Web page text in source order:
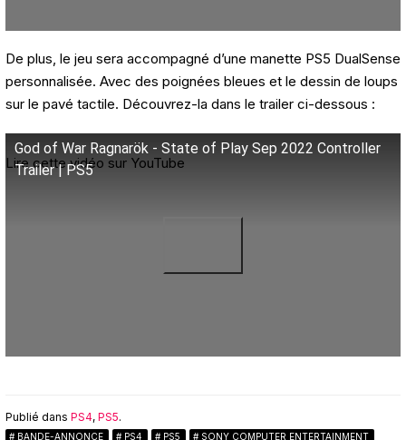
De plus, le jeu sera accompagné d’une manette PS5 DualSense
personnalisée. Avec des poignées bleues et le dessin de loups
sur le pavé tactile. Découvrez-la dans le trailer ci-dessous :
God of War Ragnarök - State of Play Sep 2022 Controller
Trailer | PS5
Lire cette vidéo sur YouTube
Publié dans PS4, PS5.
BANDE-ANNONCE PS4 PS5
SONY COMPUTER ENTERTAINMENT